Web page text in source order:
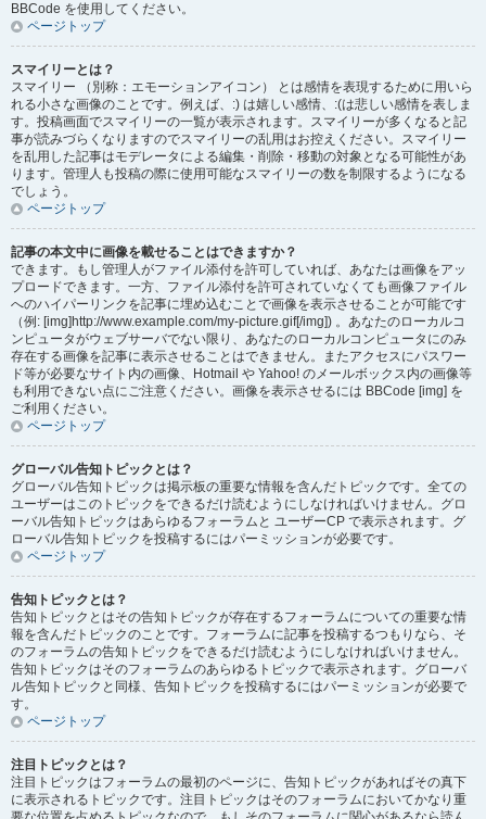
BBCode を使用してください。
ページトップ
スマイリーとは？
スマイリー （別称：エモーションアイコン） とは感情を表現するために用いら
れる小さな画像のことです。例えば、:) は嬉しい感情、:(は悲しい感情を表しま
す。投稿画面でスマイリーの一覧が表示されます。スマイリーが多くなると記
事が読みづらくなりますのでスマイリーの乱用はお控えください。スマイリー
を乱用した記事はモデレータによる編集・削除・移動の対象となる可能性があ
ります。管理人も投稿の際に使用可能なスマイリーの数を制限するようになる
でしょう。
ページトップ
記事の本文中に画像を載せることはできますか？
できます。もし管理人がファイル添付を許可していれば、あなたは画像をアッ
プロードできます。一方、ファイル添付を許可されていなくても画像ファイル
へのハイパーリンクを記事に埋め込むことで画像を表示させることが可能です
（例: [img]http://www.example.com/my-picture.gif[/img]) 。あなたのローカルコ
ンピュータがウェブサーバでない限り、あなたのローカルコンピュータにのみ
存在する画像を記事に表示させることはできません。またアクセスにパスワー
ド等が必要なサイト内の画像、Hotmail や Yahoo! のメールボックス内の画像等
も利用できない点にご注意ください。画像を表示させるには BBCode [img] を
ご利用ください。
ページトップ
グローバル告知トピックとは？
グローバル告知トピックは掲示板の重要な情報を含んだトピックです。全ての
ユーザーはこのトピックをできるだけ読むようにしなければいけません。グロ
ーバル告知トピックはあらゆるフォーラムと ユーザーCP で表示されます。グ
ローバル告知トピックを投稿するにはパーミッションが必要です。
ページトップ
告知トピックとは？
告知トピックとはその告知トピックが存在するフォーラムについての重要な情
報を含んだトピックのことです。フォーラムに記事を投稿するつもりなら、そ
のフォーラムの告知トピックをできるだけ読むようにしなければいけません。
告知トピックはそのフォーラムのあらゆるトピックで表示されます。グローバ
ル告知トピックと同様、告知トピックを投稿するにはパーミッションが必要で
す。
ページトップ
注目トピックとは？
注目トピックはフォーラムの最初のページに、告知トピックがあればその真下
に表示されるトピックです。注目トピックはそのフォーラムにおいてかなり重